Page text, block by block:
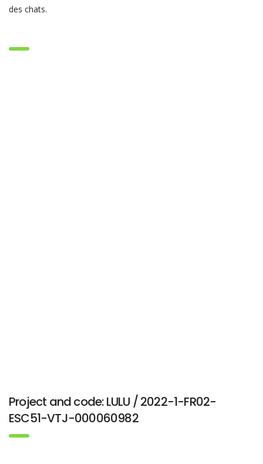
des chats.
Project and code: LULU / 2022-1-FR02-
ESC51-VTJ-000060982